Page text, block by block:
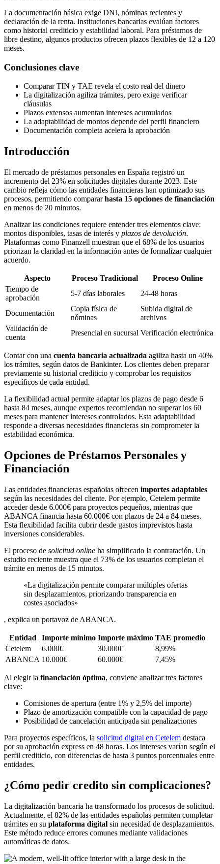
La documentación básica exige DNI, nóminas recientes y
declaración de la renta. Instituciones bancarias evalúan factores
como historial crediticio y estabilidad laboral. Para préstamos de
libre destino, algunos productos ofrecen plazos flexibles de 12 a 120
meses.
Conclusiones clave
Comparar TIN y TAE revela el costo real del dinero
La digitalización agiliza trámites, pero exige verificar
cláusulas
Plazos extensos aumentan intereses acumulados
La adaptabilidad de montos depende del perfil financiero
Documentación completa acelera la aprobación
Introducción
El mercado de préstamos personales en España registró un
incremento del 23% en solicitudes digitales durante 2023. Este
cambio refleja cómo las entidades financieras han optimizado sus
procesos, permitiendo compararhasta 15 opciones de financiación
en menos de 20 minutos.
Analizar las condiciones requiere entender tres elementos clave:
montos disponibles, tasas de interés y plazos de devolución.
Plataformas como Finanzell muestran que el 68% de los usuarios
priorizan la claridad en la información antes de formalizar cualquier
acuerdo.
Aspecto Proceso Tradicional
Proceso Online
Tiempo de
aprobación
5-7 días laborales 24-48 horas
Documentación
Copia física de
nóminas
Subida digital de
archivos
Validación de
cuenta
Presencial en sucursal Verificación electrónica
Contar con una cuenta bancaria actualizada agiliza hasta un 40%
los trámites, según datos de Bankinter. Los clientes deben preparar
previamente su historial crediticio y comprobar los requisitos
específicos de cada entidad.
La flexibilidad actual permite adaptar los plazos de pago desde 6
hasta 84 meses, aunque expertos recomiendan no superar los 60
meses para mantener intereses controlados. Esta adaptabilidad
responde a diversas necesidades financieras sin comprometer la
estabilidad económica.
Opciones de Préstamos Personales y
Financiación
Las entidades financieras españolas ofrecen importes adaptables
según las necesidades del cliente. Por ejemplo, Cetelem permite
acceder desde 6.000€ para proyectos pequeños, mientras que
ABANCA financia hasta 60.000€ con plazos de 24 a 84 meses.
Esta flexibilidad facilita cubrir desde gastos imprevistos hasta
inversiones considerables.
El proceso de solicitud online ha simplificado la contratación. Un
estudio reciente muestra que el 73% de los usuarios completan el
trámite en menos de 15 minutos.
«La digitalización permite comparar múltiples ofertas
sin desplazamientos, priorizando transparencia en
costes asociados»
, explica un portavoz de ABANCA.
Entidad Importe mínimo Importe máximo TAE promedio
Cetelem
6.000€ 30.000€
8,99%
ABANCA 10.000€ 60.000€ 7,45%
Al elegir la financiación óptima, conviene analizar tres factores
clave:
Comisiones de apertura (entre 1% y 2,5% del importe)
Plazo de amortización compatible con la capacidad de pago
Posibilidad de cancelación anticipada sin penalizaciones
Para proyectos específicos, la solicitud digital en Cetelem destaca
por su aprobación express en 48 horas. Los intereses varían según el
perfil crediticio, con diferencias de hasta 3 puntos porcentuales entre
entidades.
¿Cómo pedir credito sin complicaciones?
La digitalización bancaria ha transformado los procesos de solicitud.
Actualmente, el 82% de las entidades españolas permiten completar
trámites en su plataforma digital sin necesidad de desplazamientos.
Este método reduce errores comunes mediante validaciones
automáticas de datos.